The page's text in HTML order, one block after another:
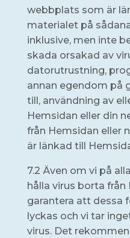
webbplats som är
materialet på
inklusive, men inte
skada orsakad av
datorutrustning,
annan egendom på
till, användning av
Hemsidan eller din
från Hemsidan eller
är länkad till
7.2 Även om vi på
hålla virus borta från
garantera att dessa
lyckas och vi tar
virus. Det